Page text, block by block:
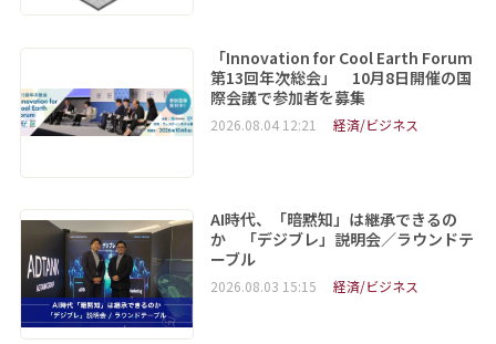
「Innovation for Cool Earth Forum
第13回年次総会」 10月8日開催の国
際会議で参加者を募集
2026.08.04 12:21 経済/ビジネス
AI時代、「暗黙知」は継承できるの
か 「デジブレ」説明会／ラウンドテ
ーブル
2026.08.03 15:15 経済/ビジネス